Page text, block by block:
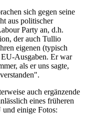
sich gegen seine
aus politischer
Party an, d.h.
der auch Tullio
eigenen (typisch
Ausgaben. Er war
als er uns sagte,
auch ergänzende
eines früheren
einige Fotos: